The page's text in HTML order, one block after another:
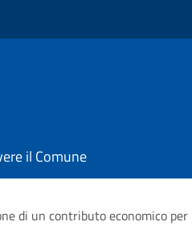
il Comune
di un contributo economico